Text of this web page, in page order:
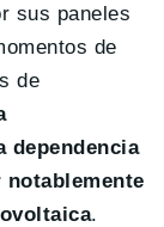
sus paneles
de
de
dependencia
.